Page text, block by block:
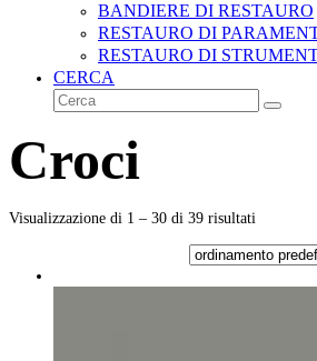
BANDIERE DI RESTAURO
RESTAURO DI
RESTAURO DI
CERCA
Cerca
Invia
Croci
Visualizzazione di 1 – 30 di 39 risultati